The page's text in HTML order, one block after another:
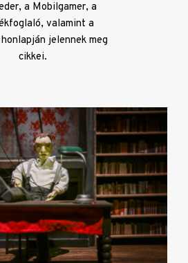
a Mobilgamer, a
valamint a
jelennek meg
cikkei.